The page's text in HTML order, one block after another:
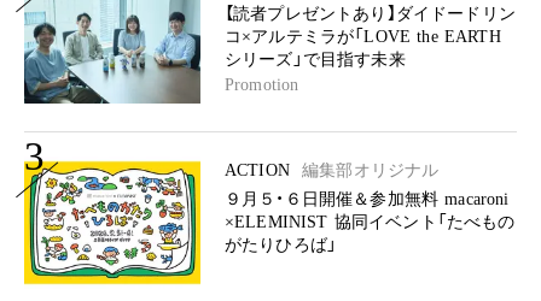
【読者プレゼントあり】ダイドードリン
コ×アルテミラが「LOVE the EARTH
シリーズ」で目指す未来
Promotion
3 ACTION
編集部オリジナル
９月５・６日開催＆参加無料 macaroni
×ELEMINIST 協同イベント「たべもの
がたりひろば」